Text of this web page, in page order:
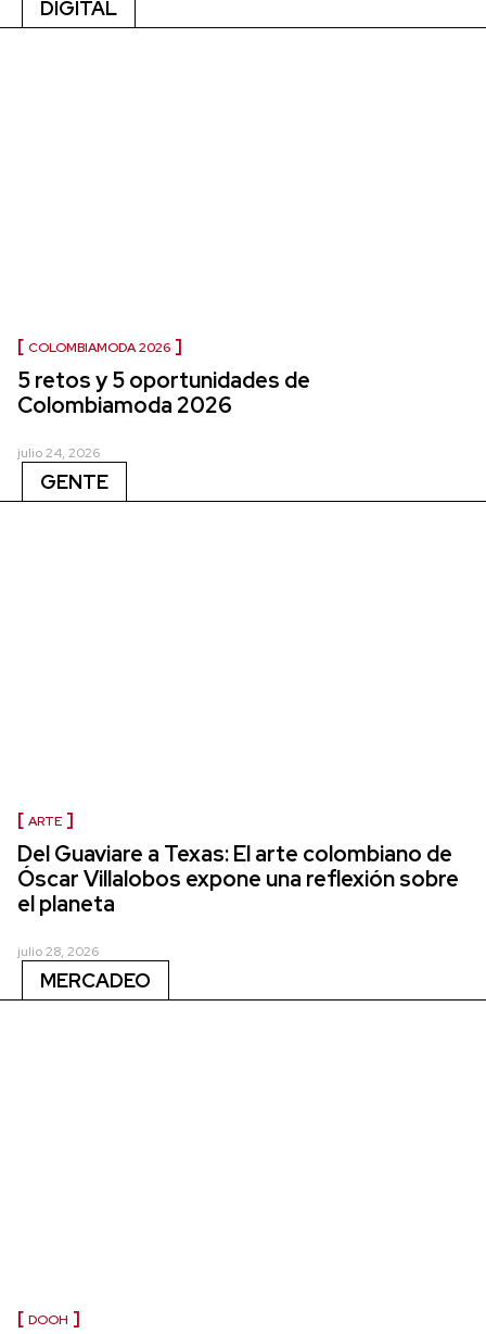
DIGITAL
COLOMBIAMODA 2026
5 retos y 5 oportunidades de
Colombiamoda 2026
julio 24, 2026
GENTE
ARTE
Del Guaviare a Texas: El arte colombiano de
Óscar Villalobos expone una reflexión sobre
el planeta
julio 28, 2026
MERCADEO
DOOH